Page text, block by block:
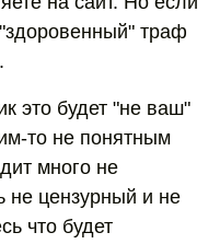
траф
это будет "не ваш"
то не понятным
много не
не цензурный и не
что будет